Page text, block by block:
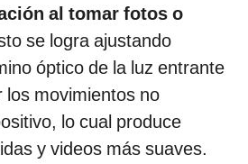
al tomar fotos o
se logra ajustando
óptico de la luz entrante
movimientos no
lo cual produce
y videos más suaves.